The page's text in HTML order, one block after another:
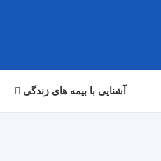
آشنایی با بیمه های زندگی